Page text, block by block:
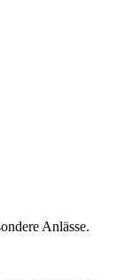
Anlässe.